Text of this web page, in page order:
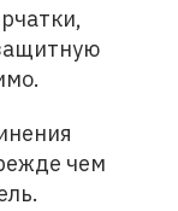
чем